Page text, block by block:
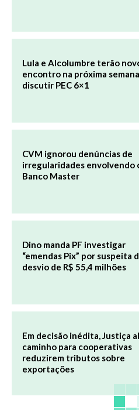
Lula e Alcolumbre terão
encontro na próxima
discutir PEC 6×1
CVM ignorou denúncias de
irregularidades envolvendo
Banco Master
Dino manda PF investigar
“emendas Pix” por suspeita
desvio de R$ 55,4 milhões
Em decisão inédita, Justiça
caminho para cooperativas
reduzirem tributos sobre
exportações